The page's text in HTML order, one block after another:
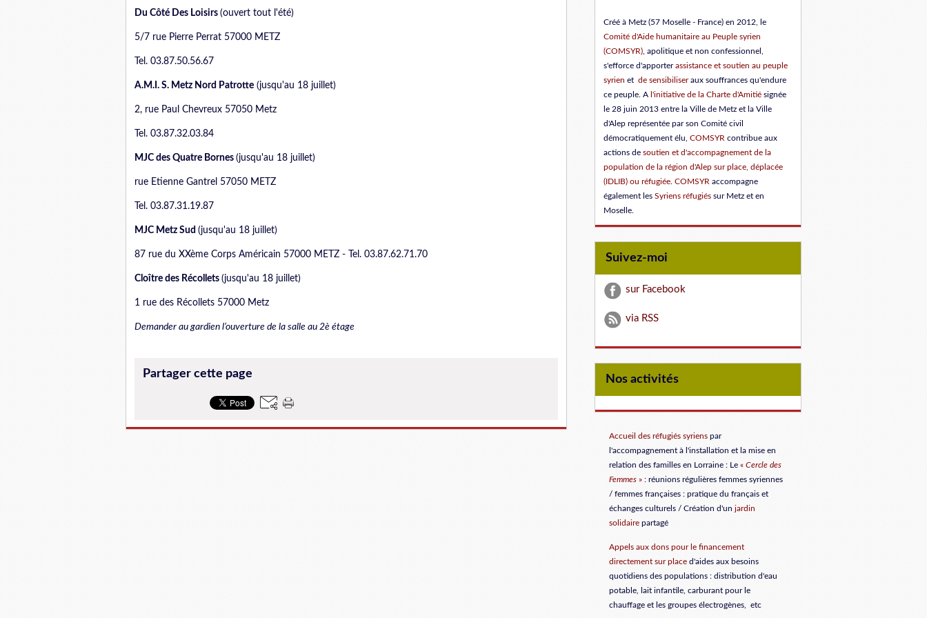
Du Côté Des Loisirs (ouvert tout l'été)
5/7 rue Pierre Perrat 57000 METZ
Tel. 03.87.50.56.67
A.M.I. S. Metz Nord Patrotte (jusqu'au 18 juillet)
2, rue Paul Chevreux 57050 Metz
Tel. 03.87.32.03.84
MJC des Quatre Bornes (jusqu'au 18 juillet)
rue Etienne Gantrel 57050 METZ
Tel. 03.87.31.19.87
MJC Metz Sud (jusqu'au 18 juillet)
87 rue du XXème Corps Américain 57000 METZ - Tel. 03.87.62.71.70
Cloître des Récollets (jusqu'au 18 juillet)
1 rue des Récollets 57000 Metz
Demander au gardien l’ouverture de la salle au 2è étage
Partager cette page
Créé à Metz (57 Moselle - France) en 2012, le
Comité d'Aide humanitaire au Peuple syrien
(COMSYR) , apolitique et non confessionnel,
s'efforce d'apporterassistance et soutien au peuple
syrien et de sensibiliseraux souffrances qu'endure
ce peuple. A l'initiative de la Charte d'Amitié signée
le 28 juin 2013 entre la Ville de Metz et la Ville
d'Alep représentée par son Comité civil
démocratiquement élu COMSYR contribue aux
actions de soutien et d'accompagnement de la
population de la région d'Alep sur place, déplacée
(IDLIB) ou réfugiée. COMSYR accompagne
également les Syriens réfugiés sur Metz et en
Moselle.
Suivez-moi
sur Facebook
via RSS
Nos activités
Accueil des réfugiés syrienspar
l'accompagnement à l'installation et la mise en
relation des familles en Lorraine: Le « Cercle des
Femmes »: réunions régulières femmes syriennes
/ femmes françaises : pratique du français et
échanges culturels / Création d'un jardin
solidairepartagé
Appels aux dons pour le financement
directement sur placed'aides aux besoins
quotidiens des populations : distribution d'eau
potable, lait infantile, carburant pour le
chauffage et les groupes électrogènes, etc